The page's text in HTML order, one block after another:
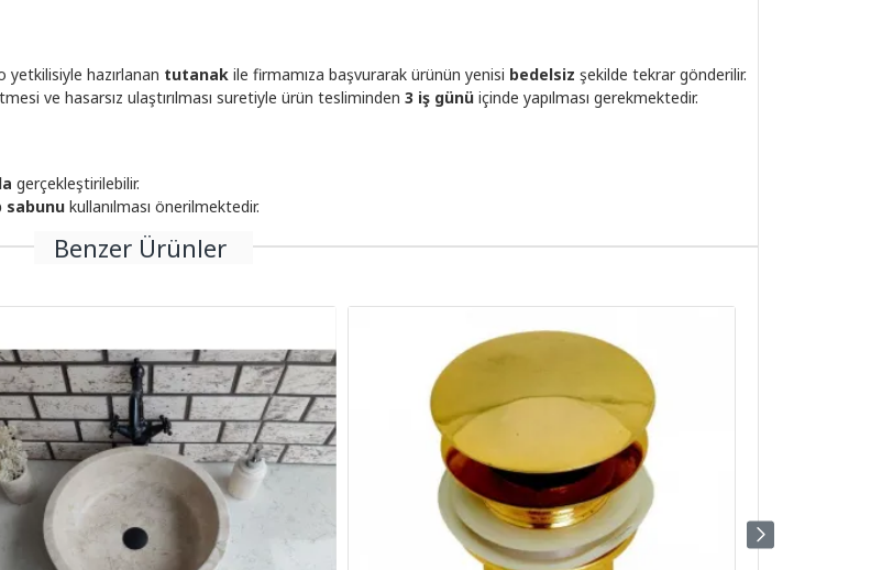
Benzer Ürünler
yetkilisiyle hazırlanan tutanak ile firmamıza başvurarak ürünün yenisi bedelsiz şekilde tekrar gönderilir.
ve hasarsız ulaştırılması suretiyle ürün tesliminden 3 iş günü içinde yapılması gerekmektedir.
gerçekleştirilebilir.
sabunu kullanılması önerilmektedir.